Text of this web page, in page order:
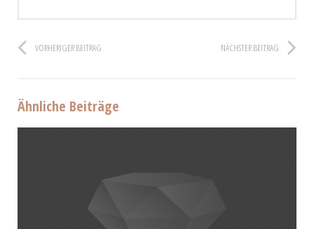
VORHERIGER BEITRAG NÄCHSTER BEITRAG
Ähnliche Beiträge